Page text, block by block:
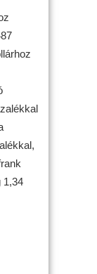
1,34